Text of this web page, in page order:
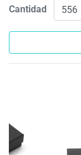
Cantidad